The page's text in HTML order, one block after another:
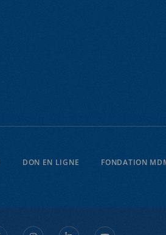
DON EN LIGNE FONDATION